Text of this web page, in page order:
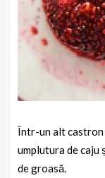
Într-un alt
umplutura de caju
de groasă.